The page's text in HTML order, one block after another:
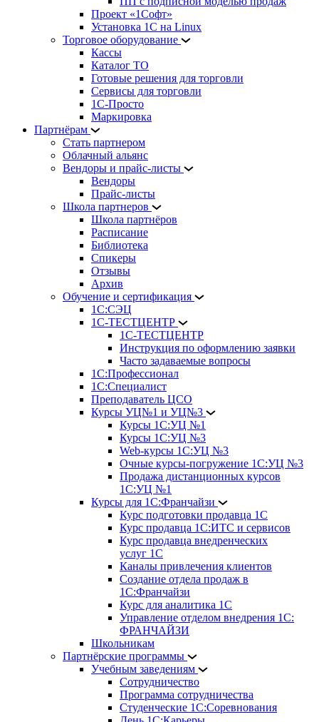
Проект «1Софт»
Установка 1С на Linux
Торговое оборудование
Кассы
Каталог ТО
Готовые решения для торговли
Сервисы для торговли
1С-Просто
Маркировка
Партнёрам
Стать партнером
Облачный альянс
Вендоры и прайс-листы
Вендоры
Прайс-листы
Школа партнеров
Школа партнёров
Расписание
Библиотека
Спикеры
Отзывы
Архив
Обучение и сертификация
1С:СЭЦ
1С-ТЕСТЦЕНТР
1С-ТЕСТЦЕНТР
Инструкция по оформлению заявки
Часто задаваемые вопросы
1С:Профессионал
1С:Специалист
Преподаватель ЦСО
Курсы УЦ№1 и УЦ№3
Курсы 1С:УЦ №1
Курсы 1С:УЦ №3
Web-курсы 1С:УЦ №3
Очные курсы-погружение 1С:УЦ №3
Продажа дистанционных курсов
1С:УЦ №1
Курсы для 1С:Франчайзи
Курс подготовки продавца 1С
Курс продавца 1С:ИТС и сервисов
Курс продавца внедренческих
услуг 1С
Каналы привлечения клиентов
Создание отдела продаж в
1С:Франчайзи
Курс для аналитика 1С
Управление отделом внедрения 1С:
ФРАНЧАЙЗИ
Школьникам
Партнёрские программы
Учебным заведениям
Сотрудничество
Программа сотрудничества
Студенческие 1С:Соревнования